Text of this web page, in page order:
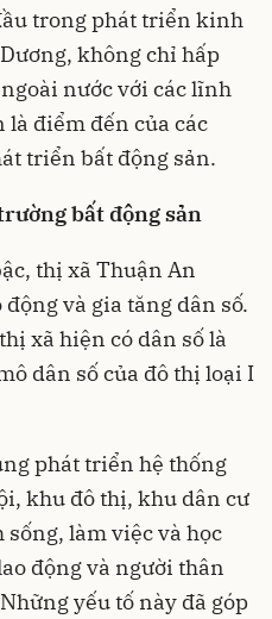
trong phát triển kinh
không chỉ hấp
nước với các lĩnh
là điểm đến của các
triển bất động sản.
bất động sản
thị xã Thuận An
và gia tăng dân số.
xã hiện có dân số là
dân số của đô thị loại I
phát triển hệ thống
khu đô thị, khu dân cư
làm việc và học
động và người thân
yếu tố này đã góp